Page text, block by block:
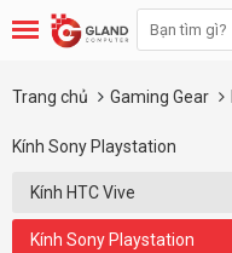
Trang chủ Gaming Gear
Kính Sony Playstation
Kính HTC Vive
Kính Sony Playstation